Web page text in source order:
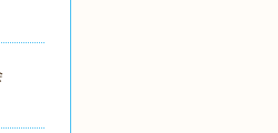
会